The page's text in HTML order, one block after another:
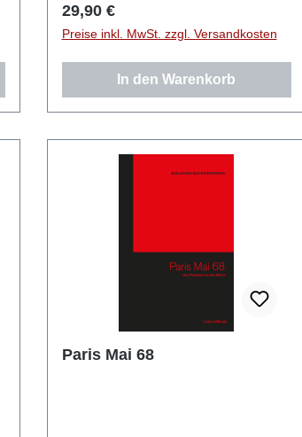
Regulärer Preis:
29,90 €
Preise inkl. MwSt. zzgl. Versandkosten
In den Warenkorb
Paris Mai 68